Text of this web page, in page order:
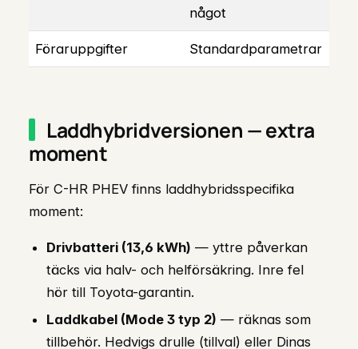
något
Föraruppgifter Standardparametrar
Laddhybridversionen — extra
moment
För C-HR PHEV finns laddhybridsspecifika
moment:
Drivbatteri (13,6 kWh) — yttre påverkan
täcks via halv- och helförsäkring. Inre fel
hör till Toyota-garantin.
Laddkabel (Mode 3 typ 2) — räknas som
tillbehör. Hedvigs drulle (tillval) eller Dinas